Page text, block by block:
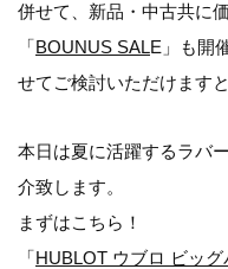
併せて、新品・中古共に
「BOUNUS SALE」も開
せてご検討いただけます
本日は夏に活躍するラバ
介致します。
まずはこちら！
「HUBLOT ウブロ ビッ